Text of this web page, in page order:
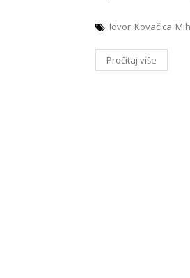
Idvor Kovačica
Pročitaj više